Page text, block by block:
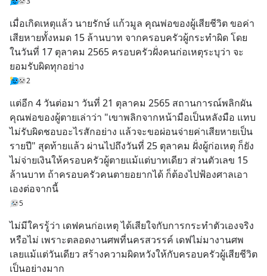
เมื่อเกิดเหตุแล้ว นายรักษ์ แก้วมูล คุณพ่อของผู้เสียชีวิต ขอค่า
เสียหายทั้งหมด 15 ล้านบาท จากครอบครัวผู้กระทำผิด โดย
ในวันที่ 17 ตุลาคม 2565 ครอบครัวฝั่งคนก่อเหตุระบุว่า จะ
ยอมรับผิดทุกอย่าง
2
แต่อีก 4 วันต่อมา วันที่ 21 ตุลาคม 2565 สถานการณ์พลิกผัน
คุณพ่อของผู้ตายเล่าว่า "เขาพลิกจากหน้ามือเป็นหลังมือ แทบ
ไม่รับผิดชอบอะไรสักอย่าง แล้วจะขอผ่อนจ่ายค่าเสียหายเป็น
รายปี" สุดท้ายแล้ว ผ่านไปถึงวันที่ 25 ตุลาคม ฝั่งผู้ก่อเหตุ ก็ยัง
ไม่จ่ายเงินให้ครอบครัวผู้ตายแม้แต่บาทเดียว ส่วนตัวเลข 15
ล้านบาท ถ้าครอบครัวคนตายอยากได้ ก็ต้องไปฟ้องศาลเอา
เองต่อจากนี้
5
ไม่มีใครรู้ว่า เดฟคนก่อเหตุ ได้เสียใจกับการกระทำตัวเองจริง
หรือไม่ เพราะตลอดงานศพที่นครสวรรค์ เดฟไม่มางานศพ
เลยแม้แต่วันเดียว สร้างความผิดหวังให้กับครอบครัวผู้เสียชีวิต
เป็นอย่างมาก